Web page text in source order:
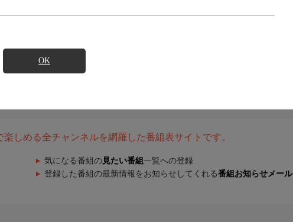
OK
しめる全チャンネルを網羅した番組表サイトです。
気になる番組の 見たい番組 一覧への登録
登録した番組の最新情報をお知らせしてくれる番組お知らせメール